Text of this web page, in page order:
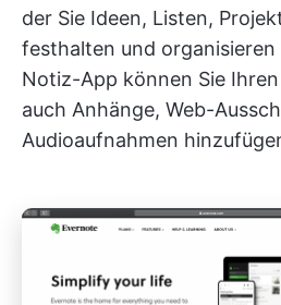
der Sie Ideen, Listen,
festhalten und
Notiz-App können Sie
auch Anhänge, Web-
Audioaufnahmen